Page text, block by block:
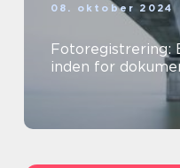
08. oktober 2024
Fotoregistrering:
inden for